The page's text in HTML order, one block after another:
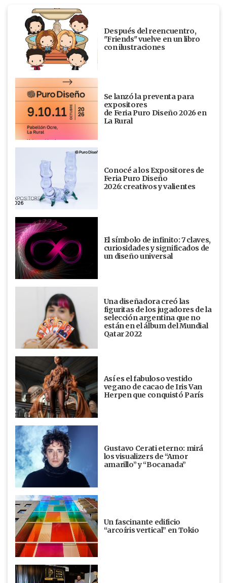
Después del reencuentro,
"Friends" vuelve en un libro
con ilustraciones
Se lanzó la preventa para
expositores
de Feria Puro Diseño 2026 en
La Rural
Conocé a los Expositores de
Feria Puro Diseño
2026: creativos y valientes
El símbolo de infinito: 7 claves,
curiosidades y significados de
un diseño universal
Una diseñadora creó las
figuritas de los jugadores de la
selección argentina que no
están en el álbum del Mundial
Qatar 2022
Así es el fabuloso vestido
vegano de cacao de Iris Van
Herpen que conquistó París
Gustavo Cerati eterno: mirá
los visualizers de “Amor
amarillo” y “Bocanada”
Un fascinante edificio
“arcoíris vertical” en Tokio